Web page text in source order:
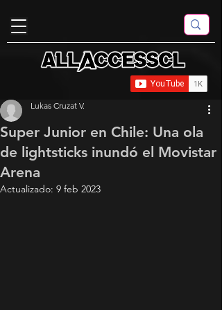
Super Junior en Chile: Una ola
de lightsticks inundó el Movistar
Arena
Lukas Cruzat V.
Actualizado: 9 feb 2023